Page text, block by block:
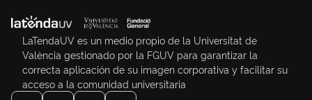
LaTendaUV es un medio propio de la Universitat de
València gestionado por la FGUV para garantizar la
correcta aplicación de su imagen corporativa y facilitar su
acceso a la comunidad universitaria